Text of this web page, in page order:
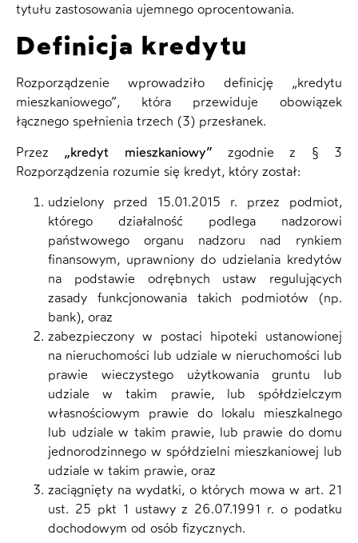
tytułu zastosowania ujemnego oprocentowania.
Definicja kredytu
Rozporządzenie wprowadziło definicję „kredytu
mieszkaniowego”, która przewiduje obowiązek
łącznego spełnienia trzech (3) przesłanek.
Przez „kredyt mieszkaniowy” zgodnie z § 3
Rozporządzenia rozumie się kredyt, który został:
udzielony przed 15.01.2015 r. przez podmiot,
którego działalność podlega nadzorowi
państwowego organu nadzoru nad rynkiem
finansowym, uprawniony do udzielania kredytów
na podstawie odrębnych ustaw regulujących
zasady funkcjonowania takich podmiotów (np.
bank), oraz
zabezpieczony w postaci hipoteki ustanowionej
na nieruchomości lub udziale w nieruchomości lub
prawie wieczystego użytkowania gruntu lub
udziale w takim prawie, lub spółdzielczym
własnościowym prawie do lokalu mieszkalnego
lub udziale w takim prawie, lub prawie do domu
jednorodzinnego w spółdzielni mieszkaniowej lub
udziale w takim prawie, oraz
zaciągnięty na wydatki, o których mowa w art. 21
ust. 25 pkt 1 ustawy z 26.07.1991 r. o podatku
dochodowym od osób fizycznych.